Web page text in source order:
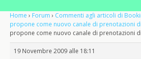
Home › Forum › Commenti agli articoli di
propone come nuovo canale di prenotazioni
propone come nuovo canale di prenotazioni
19 Novembre 2009 alle 18:11